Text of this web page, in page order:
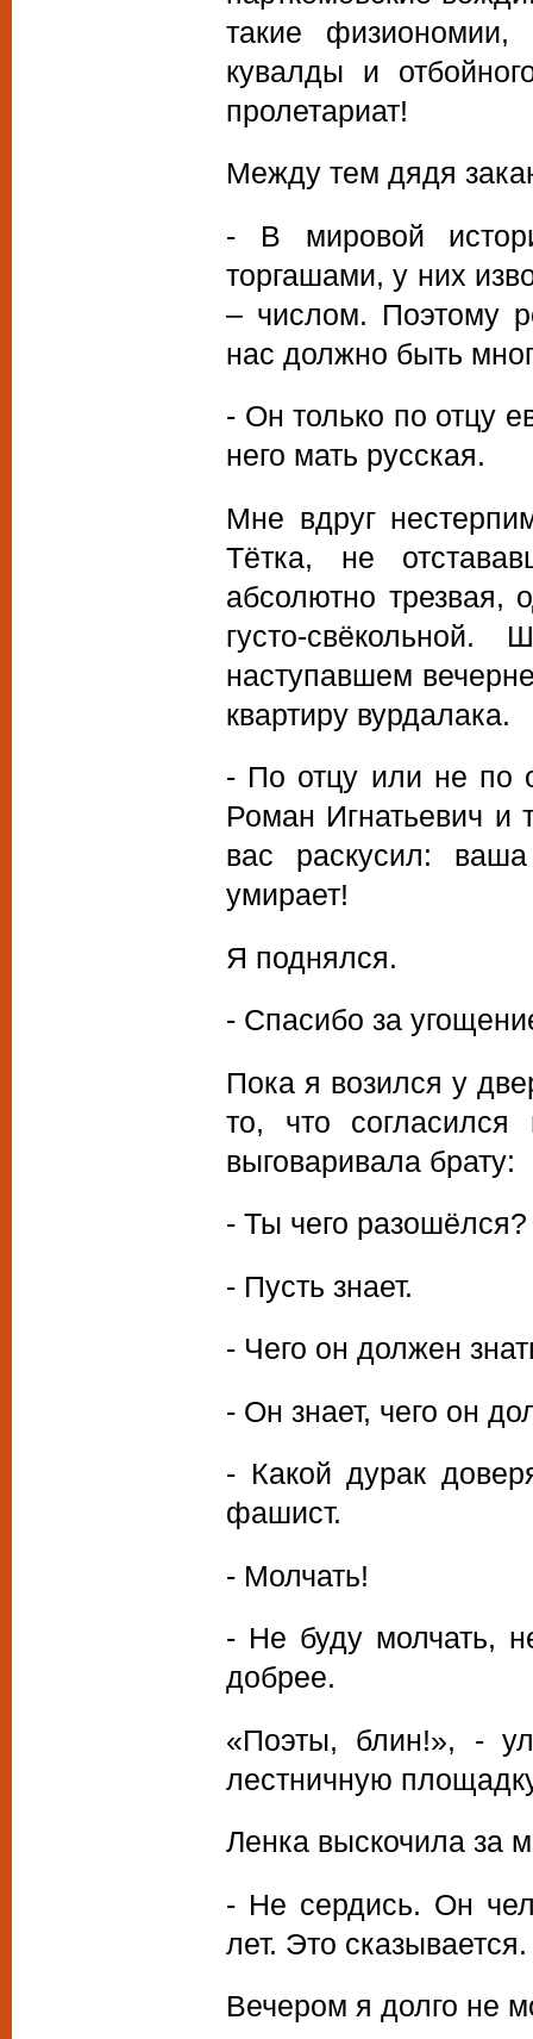
такие физиономии,
кувалды и
пролетариат!
Между тем дядя
- В мировой
торгашами, у них
– числом. Поэтому
нас должно быть
- Он только по отцу
него мать русская.
Мне вдруг
Тётка, не
абсолютно трезвая,
густо-
наступавшем
квартиру вурдалака.
- По отцу или не по
Роман Игнатьевич
вас раскусил:
умирает!
Я поднялся.
- Спасибо за
Пока я возился у
то, что
выговаривала брату:
- Ты чего разошёлся?
- Пусть знает.
- Чего он должен
- Он знает, чего он
- Какой дурак
фашист.
- Молчать!
- Не буду молчать,
добрее.
«Поэты, блин!», -
лестничную
Ленка выскочила за
- Не сердись. Он
лет. Это сказывается.
Вечером я долго не